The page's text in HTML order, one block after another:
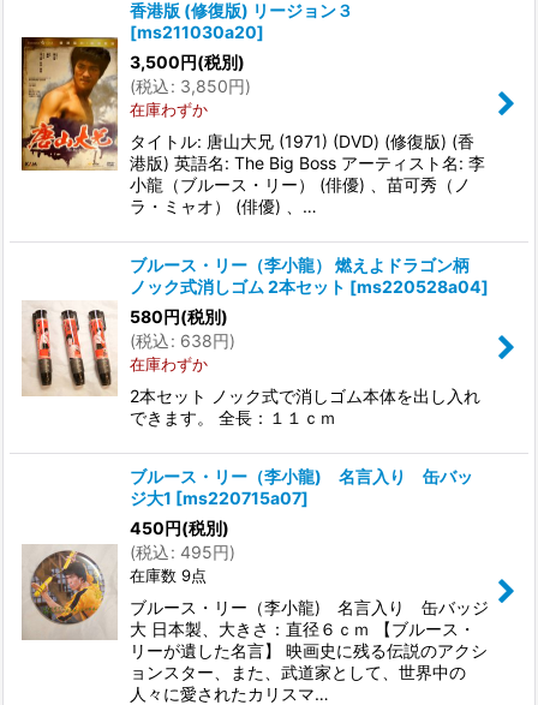
香港版 (修復版) リージョン３
[ms211030a20]
3,500円(税別)
(税込: 3,850円)
在庫わずか
タイトル: 唐山大兄 (1971) (DVD) (修復版) (香
港版) 英語名: The Big Boss アーティスト名: 李
小龍（ブルース・リー） (俳優) 、苗可秀（ノ
ラ・ミャオ） (俳優) 、…
ブルース・リー（李小龍） 燃えよドラゴン柄
ノック式消しゴム 2本セット [ms220528a04]
580円(税別)
(税込: 638円)
在庫わずか
2本セット ノック式で消しゴム本体を出し入れ
できます。 全長：１１ｃｍ
ブルース・リー（李小龍) 名言入り 缶バッ
ジ大1 [ms220715a07]
450円(税別)
(税込: 495円)
在庫数 9点
ブルース・リー（李小龍) 名言入り 缶バッジ
大 日本製、大きさ：直径６ｃｍ 【ブルース・
リーが遺した名言】 映画史に残る伝説のアクシ
ョンスター、また、武道家として、世界中の
人々に愛されたカリスマ…